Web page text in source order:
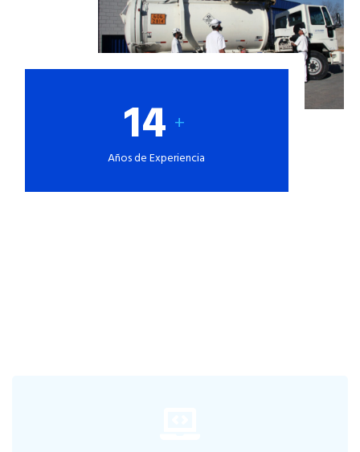
14 +
Años de Experiencia